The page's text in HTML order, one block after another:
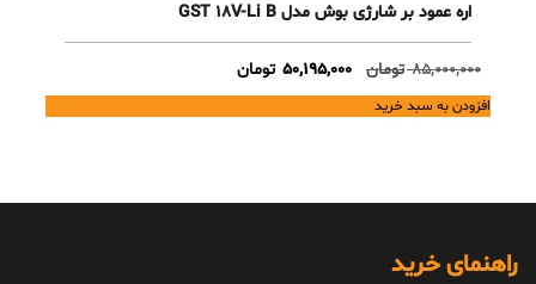
اره عمود بر شارژی بوش مدل GST 18V-Li B
85,000,000 تومان
Original
price
was:
50,195,000 تومانCurrent
price
is:
افزودن به سبد خرید
راهنمای خرید